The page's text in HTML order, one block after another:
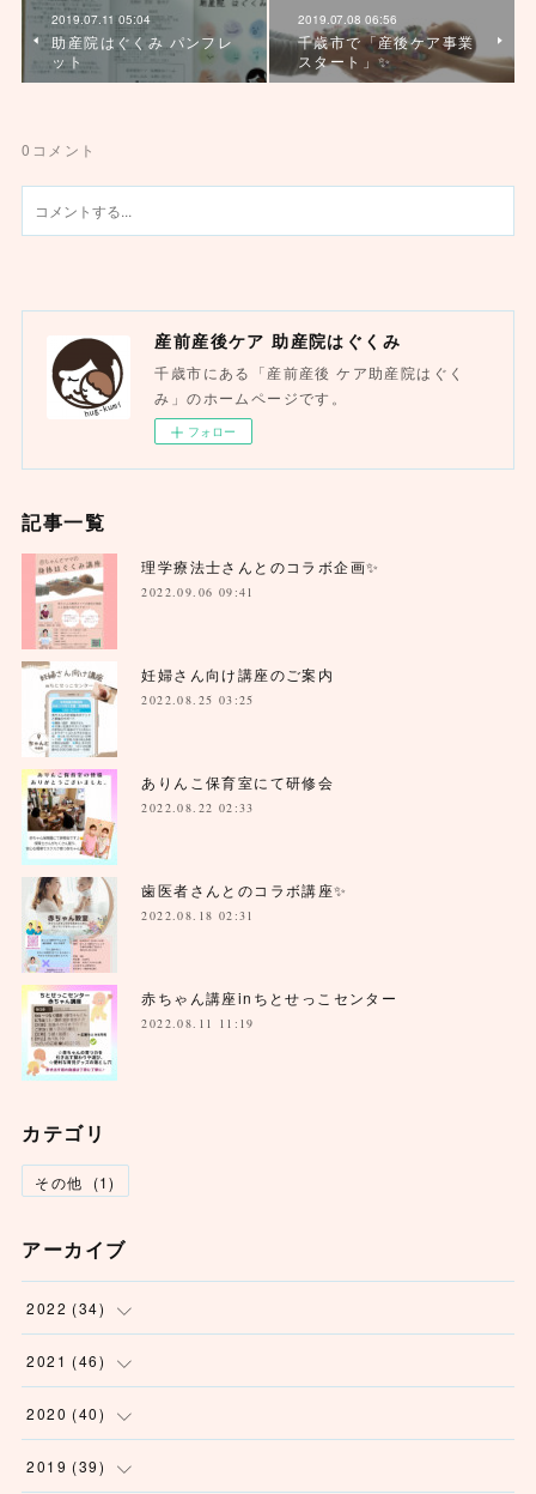
2019.07.11 05:04
助産院はぐくみ パンフレ
ット
2019.07.08 06:56
千歳市で「産後ケア事業
スタート」✨
0 コメント
産前産後ケア 助産院はぐくみ
千歳市にある「産前産後 ケア助産院はぐく
み」のホームページです。
フォロー
記事一覧
理学療法士さんとのコラボ企画✨
2022.09.06 09:41
妊婦さん向け講座のご案内
2022.08.25 03:25
ありんこ保育室にて研修会
2022.08.22 02:33
歯医者さんとのコラボ講座✨
2022.08.18 02:31
赤ちゃん講座inちとせっこセンター
2022.08.11 11:19
カテゴリ
その他 (1)
アーカイブ
2022 (34)
(1)
(6)
(5)
2021 (46)
(3)
(2)
2020 (40)
(2)
2019 (39)